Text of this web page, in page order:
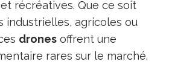
récréatives. Que ce soit
industrielles, agricoles ou
drones offrent une
rares sur le marché.